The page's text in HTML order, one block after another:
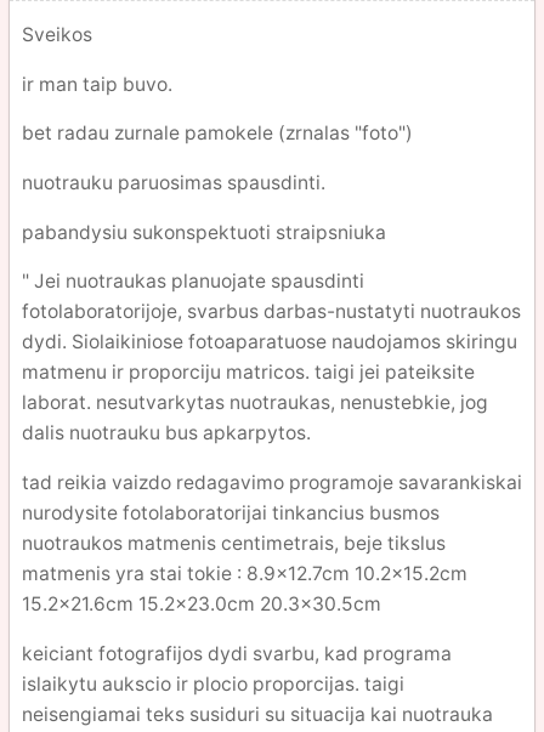
Sveikos
ir man taip buvo.
bet radau zurnale pamokele (zrnalas "foto")
nuotrauku paruosimas spausdinti.
pabandysiu sukonspektuoti straipsniuka
" Jei nuotraukas planuojate spausdinti
fotolaboratorijoje, svarbus darbas-nustatyti nuotraukos
dydi. Siolaikiniose fotoaparatuose naudojamos skiringu
matmenu ir proporciju matricos. taigi jei pateiksite
laborat. nesutvarkytas nuotraukas, nenustebkie, jog
dalis nuotrauku bus apkarpytos.
tad reikia vaizdo redagavimo programoje savarankiskai
nurodysite fotolaboratorijai tinkancius busmos
nuotraukos matmenis centimetrais, beje tikslus
matmenis yra stai tokie : 8.9x12.7cm 10.2x15.2cm
15.2x21.6cm 15.2x23.0cm 20.3x30.5cm
keiciant fotografijos dydi svarbu, kad programa
islaikytu aukscio ir plocio proporcijas. taigi
neisengiamai teks susiduri su situacija kai nuotrauka